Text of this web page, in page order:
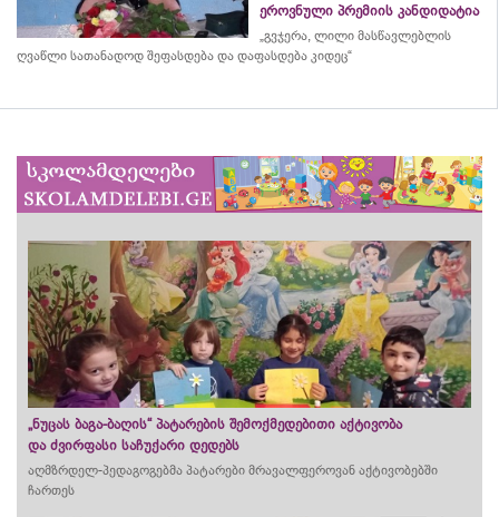
ეროვნული პრემიის კანდიდატია
„გვჯერა, ლილი მასწავლებლის
ღვაწლი სათანადოდ შეფასდება და დაფასდება კიდეც“
„ნუცას ბაგა-ბაღის“ პატარების შემოქმედებითი აქტივობა
და ძვირფასი საჩუქარი დედებს
აღმზრდელ-პედაგოგებმა პატარები მრავალფეროვან აქტივობებში
ჩართეს